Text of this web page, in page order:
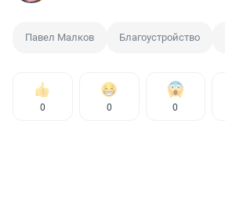
Павел Малков Благоустройство
0 0 0